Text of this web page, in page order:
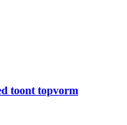
toont topvorm